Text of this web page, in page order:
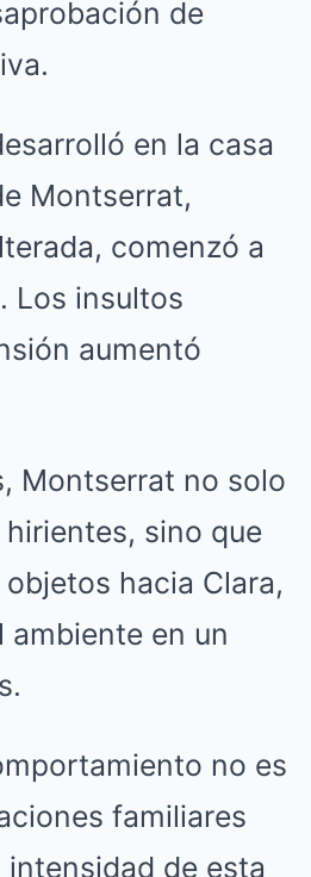
de
en la casa
Montserrat,
comenzó a
Los insultos
aumentó
Montserrat no solo
sino que
hacia Clara,
en un
no es
familiares
de esta